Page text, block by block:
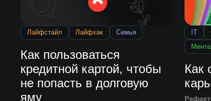
Лайфстайл Лайфхак Семья
Как пользоваться
кредитной картой, чтобы
не попасть в долговую
яму
IT
Как